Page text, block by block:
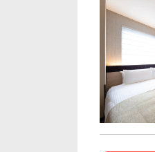
ポイントア
連泊の
素泊まり 事